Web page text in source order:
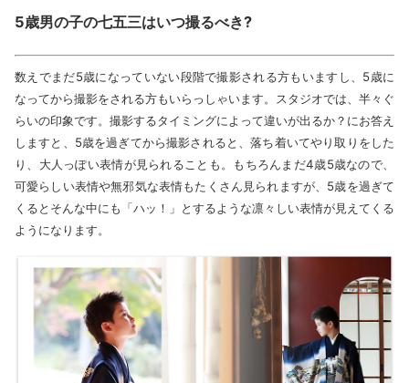
5歳男の子の七五三はいつ撮るべき?
数えでまだ5歳になっていない段階で撮影される方もいますし、5歳に
なってから撮影をされる方もいらっしゃいます。スタジオでは、半々ぐ
らいの印象です。撮影するタイミングによって違いが出るか？にお答え
しますと、5歳を過ぎてから撮影されると、落ち着いてやり取りをした
り、大人っぽい表情が見られることも。もちろんまだ4歳5歳なので、
可愛らしい表情や無邪気な表情もたくさん見られますが、5歳を過ぎて
くるとそんな中にも「ハッ！」とするような凛々しい表情が見えてくる
ようになります。